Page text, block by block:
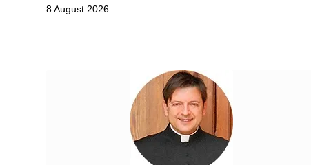
8 August 2026